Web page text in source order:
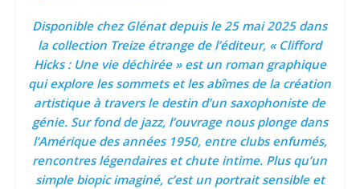
Disponible chez Glénat depuis le 25 mai 2025 dans
la collection Treize étrange de l’éditeur, « Clifford
Hicks : Une vie déchirée » est un roman graphique
qui explore les sommets et les abîmes de la création
artistique à travers le destin d’un saxophoniste de
génie. Sur fond de jazz, l’ouvrage nous plonge dans
l’Amérique des années 1950, entre clubs enfumés,
rencontres légendaires et chute intime. Plus qu’un
simple biopic imaginé, c’est un portrait sensible et